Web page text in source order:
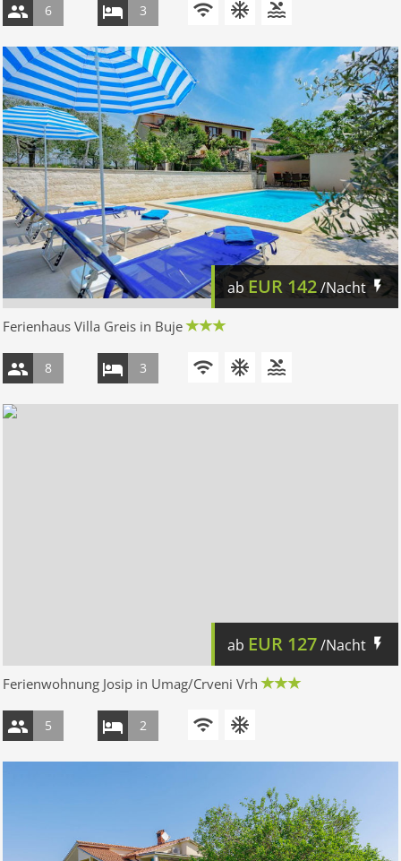
6 3
abEUR 142/Nacht
Ferienhaus Villa Greis in Buje
8 3
ab EUR 127/Nacht
Ferienwohnung Josip in Umag/Crveni Vrh
5 2